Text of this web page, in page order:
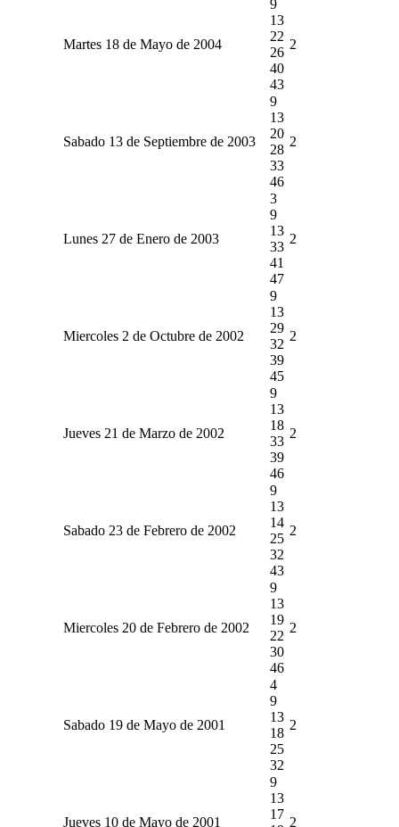
Martes 18 de Mayo de 2004
9
13
22
26
40
43
2
Sabado 13 de Septiembre de 2003
9
13
20
28
33
46
2
Lunes 27 de Enero de 2003
3
9
13
33
41
47
2
Miercoles 2 de Octubre de 2002
9
13
29
32
39
45
2
Jueves 21 de Marzo de 2002
9
13
18
33
39
46
2
Sabado 23 de Febrero de 2002
9
13
14
25
32
43
2
Miercoles 20 de Febrero de 2002
9
13
19
22
30
46
2
Sabado 19 de Mayo de 2001
4
9
13
18
25
32
2
Jueves 10 de Mayo de 2001
9
13
17
2